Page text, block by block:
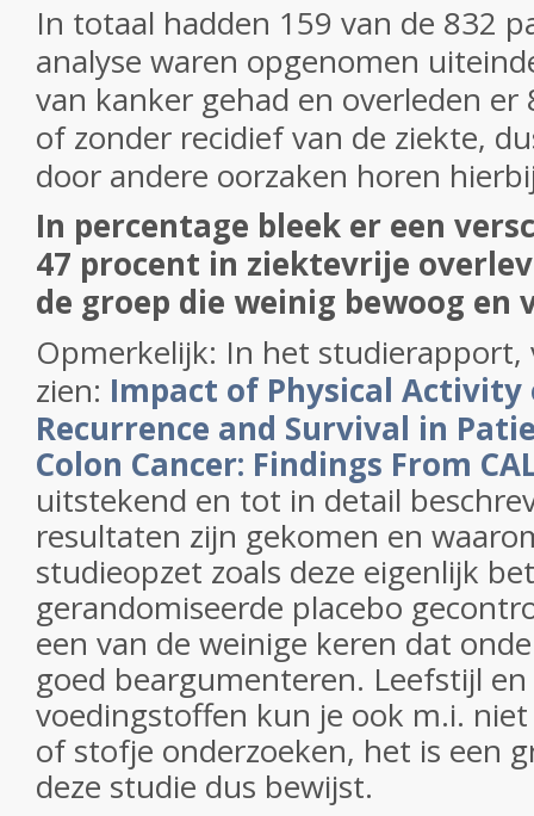
In totaal hadden 159 van de 832
analyse waren opgenomen
van kanker gehad en overleden
of zonder recidief van de ziekte,
door andere oorzaken horen
In percentage bleek er een
47 procent in ziektevrije
de groep die weinig bewoog en
Opmerkelijk: In het studierapport,
zien: Impact of Physical Activity
Recurrence and Survival in
Colon Cancer: Findings From
uitstekend en tot in detail
resultaten zijn gekomen en
studieopzet zoals deze eigenlijk
gerandomiseerde placebo
een van de weinige keren dat
goed beargumenteren. Leefstijl
voedingstoffen kun je ook m.i.
of stofje onderzoeken, het is een
deze studie dus bewijst.